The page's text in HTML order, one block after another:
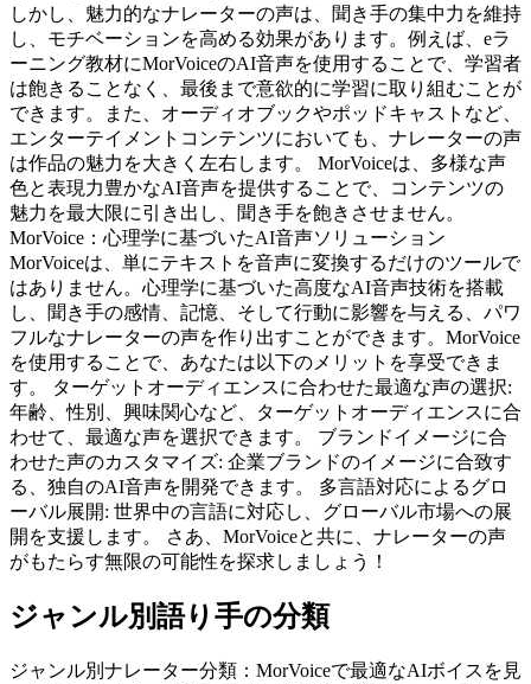
しかし、魅力的なナレーターの声は、聞き手の集中力を維持
し、モチベーションを高める効果があります。例えば、eラ
ーニング教材にMorVoiceのAI音声を使用することで、学習者
は飽きることなく、最後まで意欲的に学習に取り組むことが
できます。また、オーディオブックやポッドキャストなど、
エンターテイメントコンテンツにおいても、ナレーターの声
は作品の魅力を大きく左右します。 MorVoiceは、多様な声
色と表現力豊かなAI音声を提供することで、コンテンツの
魅力を最大限に引き出し、聞き手を飽きさせません。
MorVoice：心理学に基づいたAI音声ソリューション
MorVoiceは、単にテキストを音声に変換するだけのツールで
はありません。心理学に基づいた高度なAI音声技術を搭載
し、聞き手の感情、記憶、そして行動に影響を与える、パワ
フルなナレーターの声を作り出すことができます。MorVoice
を使用することで、あなたは以下のメリットを享受できま
す。 ターゲットオーディエンスに合わせた最適な声の選択:
年齢、性別、興味関心など、ターゲットオーディエンスに合
わせて、最適な声を選択できます。 ブランドイメージに合
わせた声のカスタマイズ: 企業ブランドのイメージに合致す
る、独自のAI音声を開発できます。 多言語対応によるグロ
ーバル展開: 世界中の言語に対応し、グローバル市場への展
開を支援します。 さあ、MorVoiceと共に、ナレーターの声
がもたらす無限の可能性を探求しましょう！
ジャンル別語り手の分類
ジャンル別ナレーター分類：MorVoiceで最適なAIボイスを見